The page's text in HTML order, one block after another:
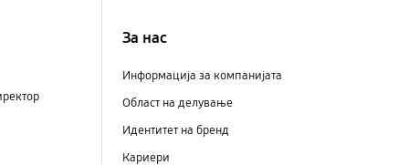
За нас
Информација за компанијата
Област на делување
Идентитет на бренд
Кариери